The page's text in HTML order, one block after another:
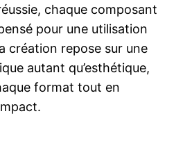
chaque composant
pour une utilisation
création repose sur une
autant qu’esthétique,
format tout en